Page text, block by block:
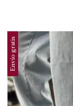
Envío gratis